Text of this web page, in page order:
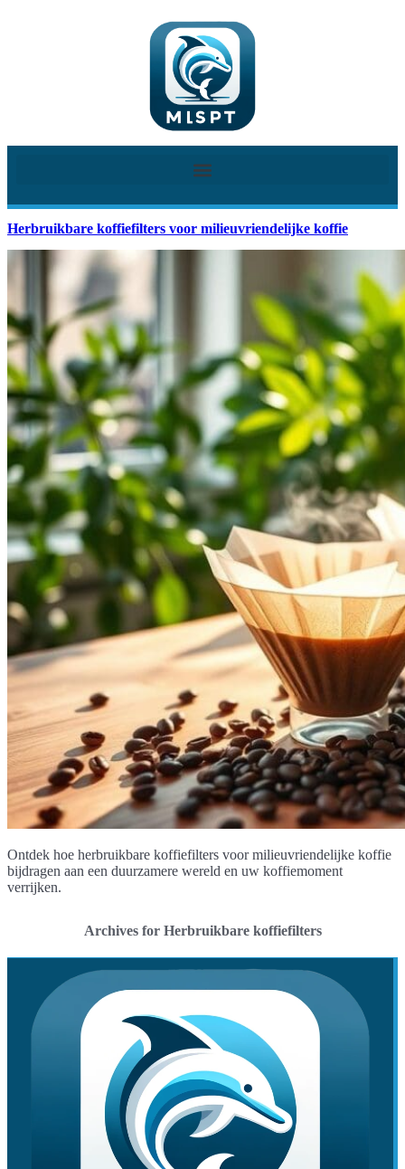
Herbruikbare koffiefilters voor milieuvriendelijke koffie
Ontdek hoe herbruikbare koffiefilters voor milieuvriendelijke koffie
bijdragen aan een duurzamere wereld en uw koffiemoment
verrijken.
Archives for Herbruikbare koffiefilters